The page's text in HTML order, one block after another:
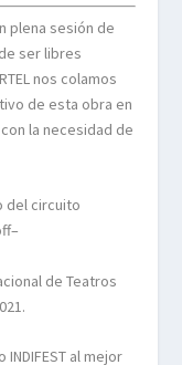
plena sesión de
ser libres
nos colamos
de esta obra en
la necesidad de
del circuito
de Teatros
al mejor